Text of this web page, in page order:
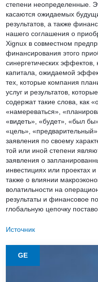
степени неопределенные.
касаются ожидаемых
результатов, а также
нашего соглашения о
Xignux в совместном
финансирования этого
синергетических
капитала, ожидаемой
тех, которые компания
услуг и результатов,
содержат такие слова, как
«намереваться»,
«видеть», «будет», «был
«цель»,
заявления по своему
той или иной степени
заявления о
инвестициях или проектах
также о влиянии
волатильности на
результаты и финансовое
глобальную цепочку
Источник
GE